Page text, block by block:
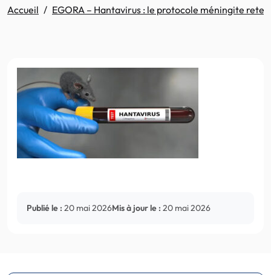
Accueil EGORA – Hantavirus : le protocole méningite
Publié le : 20 mai 2026Mis à jour le : 20 mai 2026